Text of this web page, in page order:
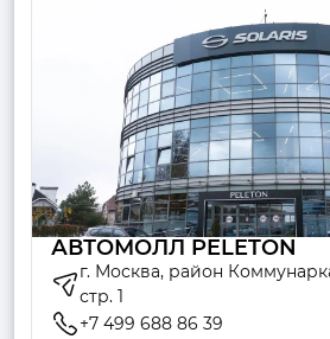
АВТОМОЛЛ PELETON
г. Москва, район
стр. 1
+7 499 688 86 39